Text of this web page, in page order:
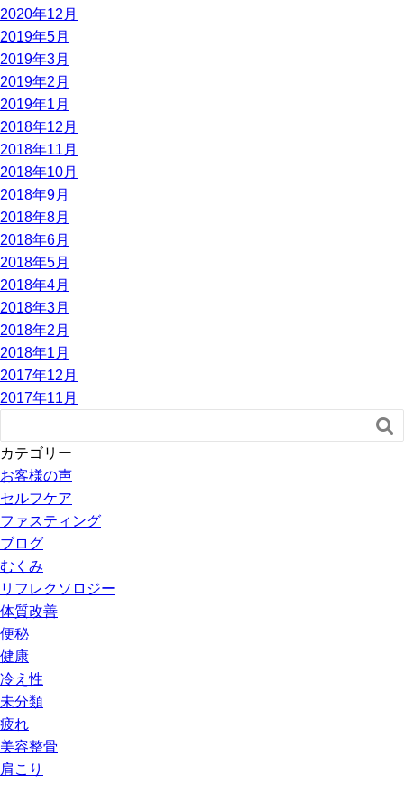
2020年12月
2019年5月
2019年3月
2019年2月
2019年1月
2018年12月
2018年11月
2018年10月
2018年9月
2018年8月
2018年6月
2018年5月
2018年4月
2018年3月
2018年2月
2018年1月
2017年12月
2017年11月

カテゴリー
お客様の声
セルフケア
ファスティング
ブログ
むくみ
リフレクソロジー
体質改善
便秘
健康
冷え性
未分類
疲れ
美容整骨
肩こり